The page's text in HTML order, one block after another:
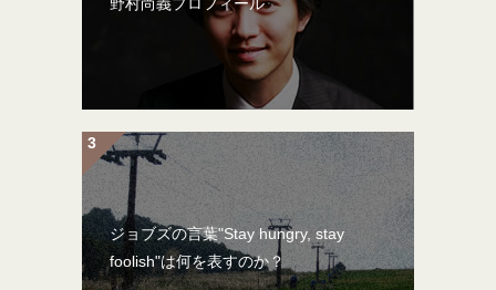
ジョブズの言葉"Stay hungry, stay
foolish"は何を表すのか？